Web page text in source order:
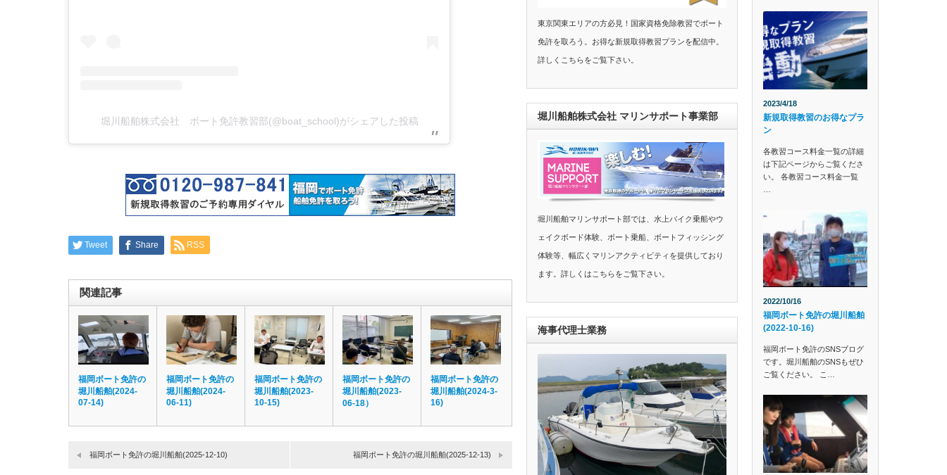
堀川船舶株式会社 ボート免許教習部(@boat_school)がシェアした投稿
Tweet Share RSS
関連記事
福岡ボート免許の
堀川船舶(2024-
07-14)
福岡ボート免許の
堀川船舶(2024-
06-11)
福岡ボート免許の
堀川船舶(2023-
10-15)
福岡ボート免許の
堀川船舶(2023-
06-18）
福岡ボート免許の
堀川船舶(2024-3-
16)
福岡ボート免許の堀川船舶(2025-12-10) 福岡ボート免許の堀川船舶(2025-12-13)
東京関東エリアの方必見！国家資格免除教習でボート
免許を取ろう。お得な新規取得教習プランを配信中。
詳しくこちらをご覧下さい。
堀川船舶株式会社 マリンサポート事業部
堀川船舶マリンサポート部では、水上バイク乗船やウ
ェイクボード体験、ボート乗船、ボートフィッシング
体験等、幅広くマリンアクティビティを提供しており
ます。詳しくはこちらをご覧下さい。
海事代理士業務
2023/4/18
新規取得教習のお得なプラ
ン
各教習コース料金一覧の詳細
は下記ページからご覧くださ
い。 各教習コース料金一覧
2022/10/16
福岡ボート免許の堀川船舶
(2022-10-16)
福岡ボート免許のSNSブログ
です。堀川船舶のSNSもぜひ
ご覧ください。 こ…